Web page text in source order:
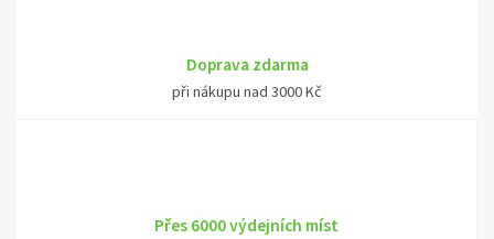
Doprava zdarma
při nákupu nad 3000 Kč
Přes 6000 výdejních míst